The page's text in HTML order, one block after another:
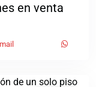
en venta